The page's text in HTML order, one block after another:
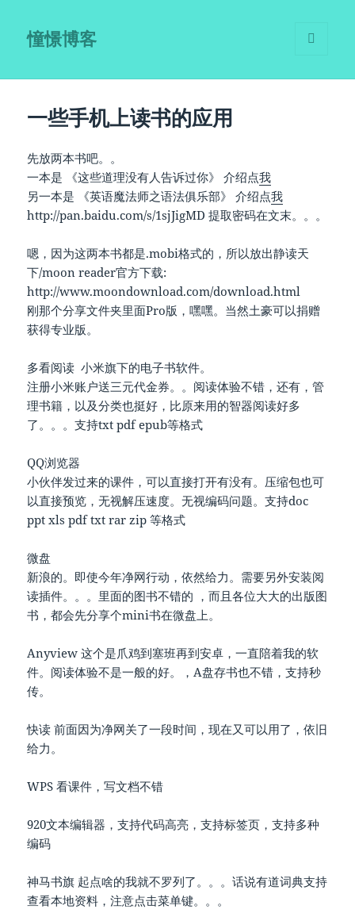
憧憬博客
挂件
一些手机上读书的应用
先放两本书吧。。
一本是 《这些道理没有人告诉过你》 介绍点我
另一本是 《英语魔法师之语法俱乐部》 介绍点我
http://pan.baidu.com/s/1sjJigMD 提取密码在文末。。。
嗯，因为这两本书都是.mobi格式的，所以放出静读天
下/moon reader官方下载:
http://www.moondownload.com/download.html
刚那个分享文件夹里面Pro版，嘿嘿。当然土豪可以捐赠
获得专业版。
多看阅读 小米旗下的电子书软件。
注册小米账户送三元代金券。。阅读体验不错，还有，管
理书籍，以及分类也挺好，比原来用的智器阅读好多
了。。。支持txt pdf epub等格式
QQ浏览器
小伙伴发过来的课件，可以直接打开有没有。压缩包也可
以直接预览，无视解压速度。无视编码问题。支持doc
ppt xls pdf txt rar zip 等格式
微盘
新浪的。即使今年净网行动，依然给力。需要另外安装阅
读插件。。。里面的图书不错的 ，而且各位大大的出版图
书，都会先分享个mini书在微盘上。
Anyview 这个是爪鸡到塞班再到安卓，一直陪着我的软
件。阅读体验不是一般的好。，A盘存书也不错，支持秒
传。
快读 前面因为净网关了一段时间，现在又可以用了，依旧
给力。
WPS 看课件，写文档不错
920文本编辑器，支持代码高亮，支持标签页，支持多种
编码
神马书旗 起点啥的我就不罗列了。。。话说有道词典支持
查看本地资料，注意点击菜单键。。。